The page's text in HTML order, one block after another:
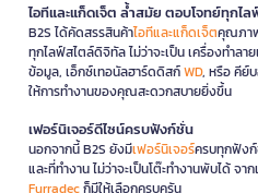
ไอทีและแก็ดเจ็ต ล้ำสมัย ตอบโจทย์ทุกไ
B2S ได้คัดสรรสินค้าไอทีและแก็ดเจ็ตคุณภา
ทุกไลฟ์สไตล์ดิจิทัล ไม่ว่าจะเป็น เครื่องทำลาย
ข้อมูล, เอ็กซ์เทอนัลฮาร์ดดิสก์WD, หรือ คีย์
ให้การทำงานของคุณสะดวกสบายยิ่งขึ้น
เฟอร์นิเจอร์ดีไซน์ครบฟังก์ชั่น
นอกจากนี้ B2S ยังมีเฟอร์นิเจอร์ครบทุกฟัง
และที่ทำงาน ไม่ว่าจะเป็นโต๊ะทำงานพับได้ จา
Furradecก็มีให้เลือกครบครัน